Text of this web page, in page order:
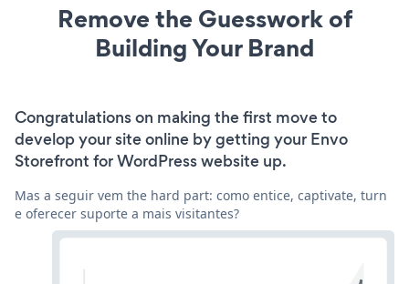
Remove the Guesswork of
Building Your Brand
Congratulations on making the first move to
develop your site online by getting your Envo
Storefront for WordPress website up.
Mas a seguir vem the hard part: como entice, captivate, turn
e oferecer suporte a mais visitantes?